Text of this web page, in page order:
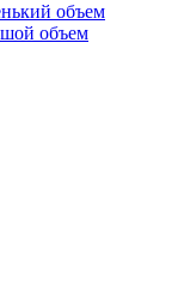
объем
объем